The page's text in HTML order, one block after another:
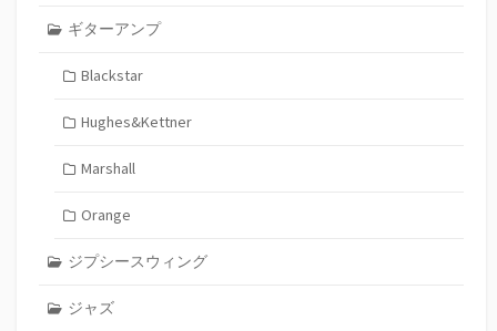
ギターアンプ
Blackstar
Hughes&Kettner
Marshall
Orange
ジプシースウィング
ジャズ